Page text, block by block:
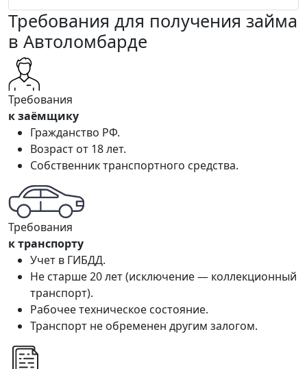
Требования для получения займа
в Автоломбарде
Требования
к заёмщику
Гражданство РФ.
Возраст от 18 лет.
Собственник транспортного средства.
Требования
к транспорту
Учет в ГИБДД.
Не старше 20 лет (исключение — коллекционный
транспорт).
Рабочее техническое состояние.
Транспорт не обременен другим залогом.